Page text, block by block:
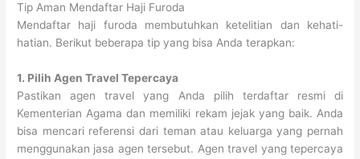
Tip Aman Mendaftar Haji Furoda
Mendaftar haji furoda membutuhkan ketelitian dan kehati-
hatian. Berikut beberapa tip yang bisa Anda terapkan:
1. Pilih Agen Travel Tepercaya
Pastikan agen travel yang Anda pilih terdaftar resmi di
Kementerian Agama dan memiliki rekam jejak yang baik. Anda
bisa mencari referensi dari teman atau keluarga yang pernah
menggunakan jasa agen tersebut. Agen travel yang tepercaya